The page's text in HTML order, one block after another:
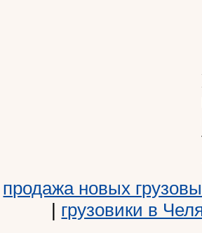
продажа новых
| грузовики в